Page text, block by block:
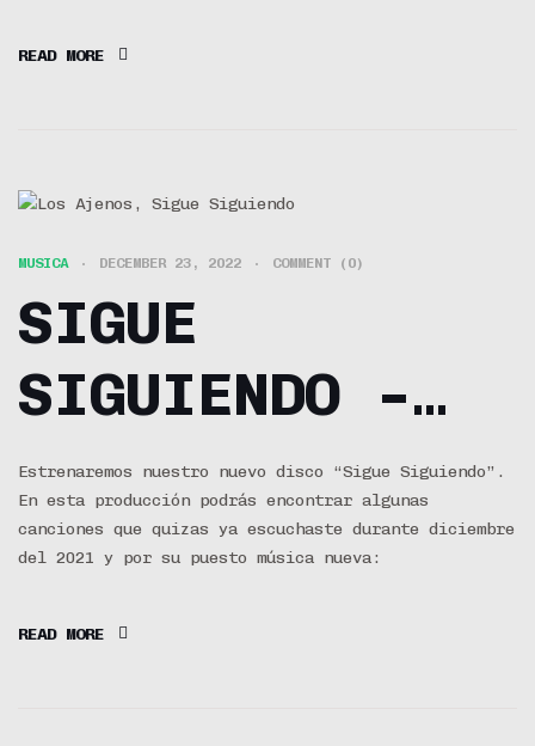
READ MORE
MUSICA DECEMBER 23, 2022 COMMENT (0)
SIGUE
SIGUIENDO –
EL ALBUM (EP)
Estrenaremos nuestro nuevo disco “Sigue Siguiendo”.
En esta producción podrás encontrar algunas
canciones que quizas ya escuchaste durante diciembre
del 2021 y por su puesto música nueva:
READ MORE